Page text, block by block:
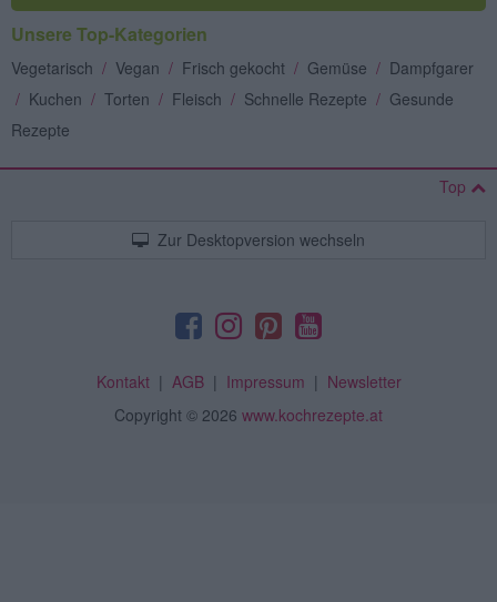
Unsere Top-Kategorien
Vegetarisch / Vegan / Frisch gekocht / Gemüse / Dampfgarer
/ Kuchen / Torten / Fleisch / Schnelle Rezepte / Gesunde
Rezepte
Top
Zur Desktopversion wechseln
Kontakt| AGB| Impressum | Newsletter
Copyright © 2026 www.kochrezepte.at